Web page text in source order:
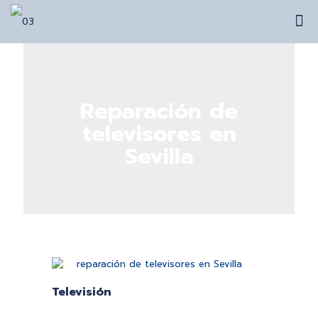
Televisión